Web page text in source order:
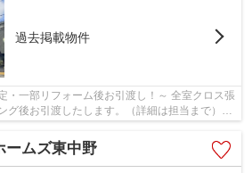
過去掲載物件
・一部リフォーム後お引渡し！～ 全室クロス張
グ後お引渡したします。（詳細は担当まで）
です！
ームズ東中野